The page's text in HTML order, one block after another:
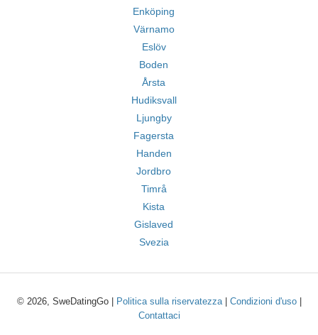
Enköping
Värnamo
Eslöv
Boden
Årsta
Hudiksvall
Ljungby
Fagersta
Handen
Jordbro
Timrå
Kista
Gislaved
Svezia
© 2026, SweDatingGo | Politica sulla riservatezza| Condizioni d'uso|
Contattaci